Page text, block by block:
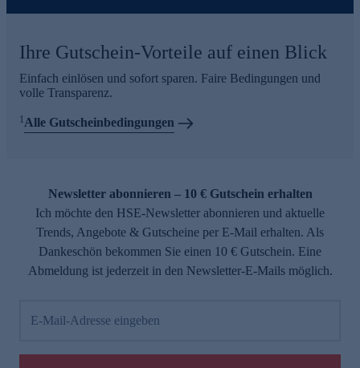
Ihre Gutschein-Vorteile auf einen Blick
Einfach einlösen und sofort sparen. Faire Bedingungen und
volle Transparenz.
1Alle Gutscheinbedingungen
Newsletter abonnieren – 10 € Gutschein erhalten
Ich möchte den HSE-Newsletter abonnieren und aktuelle
Trends, Angebote & Gutscheine per E-Mail erhalten. Als
Dankeschön bekommen Sie einen 10 € Gutschein. Eine
Abmeldung ist jederzeit in den Newsletter-E-Mails möglich.
E-Mail-Adresse eingeben